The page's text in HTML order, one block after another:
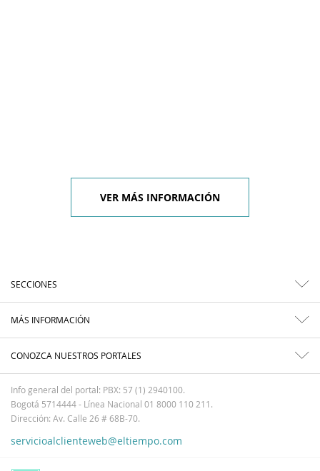
VER MÁS INFORMACIÓN
SECCIONES
MÁS INFORMACIÓN
CONOZCA NUESTROS PORTALES
Info general del portal: PBX: 57 (1) 2940100.
Bogotá 5714444 - Línea Nacional 01 8000 110 211.
Dirección: Av. Calle 26 # 68B-70.
servicioalclienteweb@eltiempo.com